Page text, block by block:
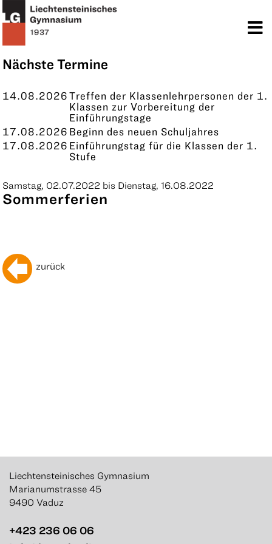
Nächste Termine
14.08.2026Treffen der Klassenlehrpersonen der 1.
Klassen zur Vorbereitung der
Einführungstage
17.08.2026 Beginn des neuen Schuljahres
17.08.2026 Einführungstag für die Klassen der 1.
Stufe
KONTAKT
Samstag, 02.07.2022 bis Dienstag, 16.08.2022
Sommerferien
zurück
Liechtensteinisches Gymnasium
Marianumstrasse 45
9490 Vaduz
+423 236 06 06